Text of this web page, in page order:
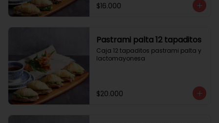
$16.000
Pastrami palta 12 tapaditos
Caja 12 tapaditos pastrami palta y
lactomayonesa
$20.000